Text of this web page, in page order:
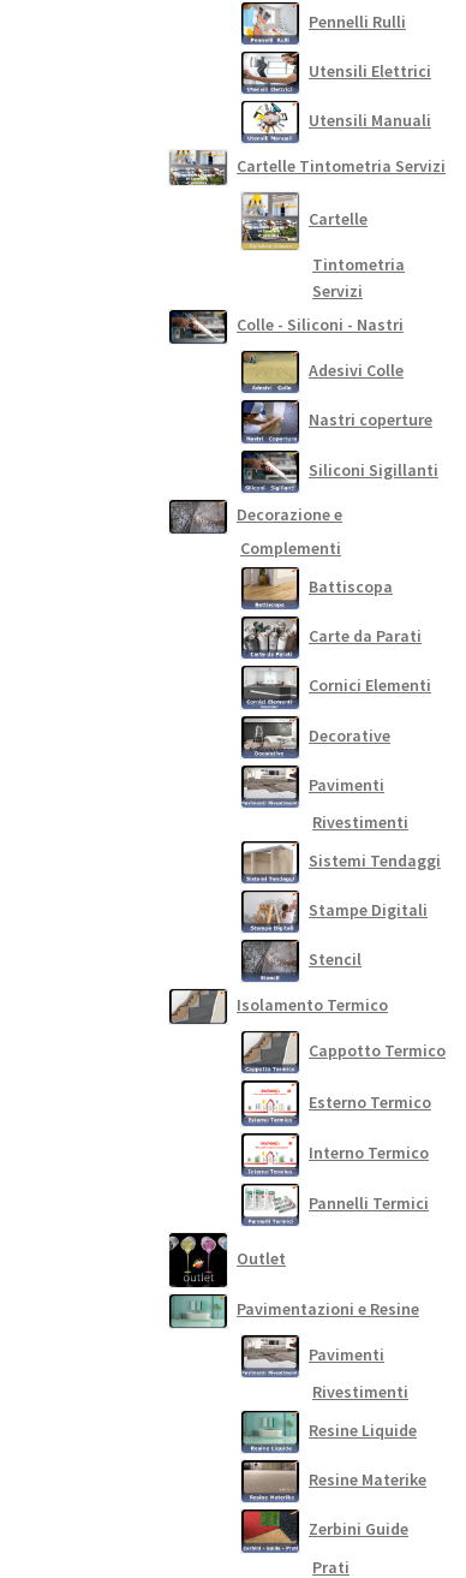
Pennelli Rulli
Utensili Elettrici
Utensili Manuali
Cartelle Tintometria Servizi
Cartelle
Tintometria
Servizi
Colle - Siliconi - Nastri
Adesivi Colle
Nastri coperture
Siliconi Sigillanti
Decorazione e
Complementi
Battiscopa
Carte da Parati
Cornici Elementi
Decorative
Pavimenti
Rivestimenti
Sistemi Tendaggi
Stampe Digitali
Stencil
Isolamento Termico
Cappotto Termico
Esterno Termico
Interno Termico
Pannelli Termici
Outlet
Pavimentazioni e Resine
Pavimenti
Rivestimenti
Resine Liquide
Resine Materike
Zerbini Guide
Prati